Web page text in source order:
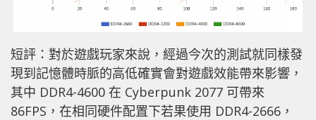
短評：對於遊戲玩家來說，經過今次的測試就同樣發
現到記憶體時脈的高低確實會對遊戲效能帶來影響，
其中 DDR4-4600 在 Cyberpunk 2077 可帶來
86FPS，在相同硬件配置下若果使用 DDR4-2666，